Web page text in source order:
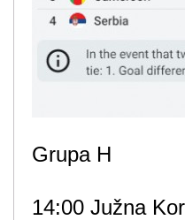
Grupa H
14:00 Južna